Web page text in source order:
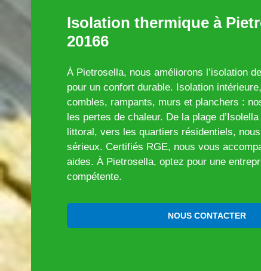
Isolation thermique à
20166
À Pietrosella, nous améliorons l’isolation
pour un confort durable. Isolation
combles, rampants, murs et planchers :
les pertes de chaleur. De la plage
littoral, vers les quartiers résidentiels,
sérieux. Certifiés RGE, nous vous
aides. À Pietrosella, optez pour une
compétente.
NOUS CONTACTER